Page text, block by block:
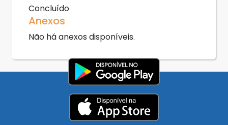
Concluído
Anexos
Não há anexos disponíveis.